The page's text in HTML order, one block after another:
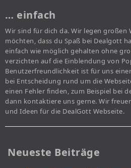
… einfach
Wir sind für dich da. Wir legen großen
möchten, dass du Spaß bei Dealgott
einfach wie möglich gehalten ohne
verzichten auf die Einblendung von
Benutzerfreundlichkeit ist für uns
bei Entscheidung rund um die
einen Fehler finden, zum Beispiel bei
dann kontaktiere uns gerne. Wir
und Ideen für die DealGott Webseite.
Neueste Beiträge